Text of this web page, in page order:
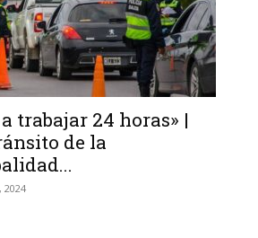
trabajar 24 horas» |
de la